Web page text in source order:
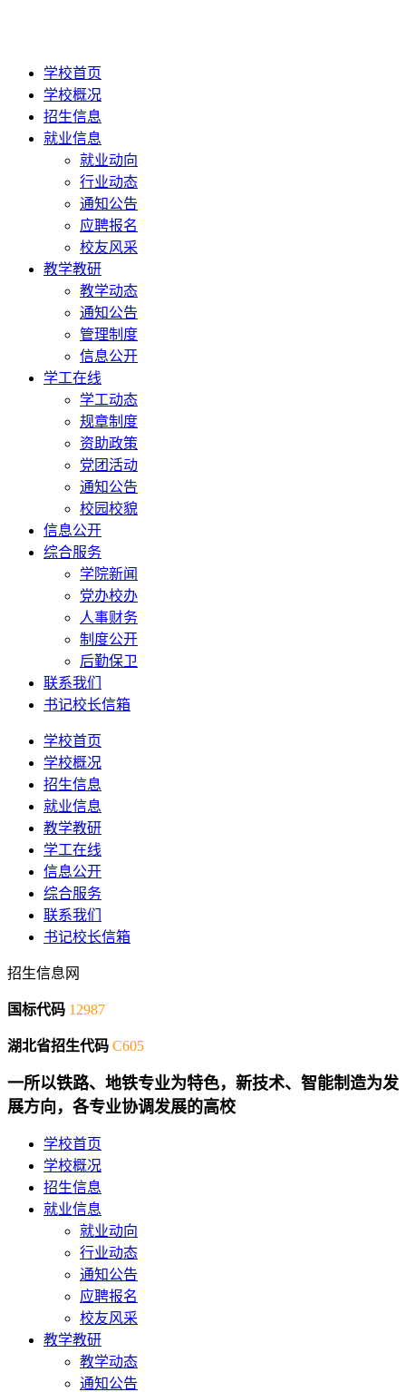
学校首页
学校概况
招生信息
就业信息
就业动向
行业动态
通知公告
应聘报名
校友风采
教学教研
教学动态
通知公告
管理制度
信息公开
学工在线
学工动态
规章制度
资助政策
党团活动
通知公告
校园校貌
信息公开
综合服务
学院新闻
党办校办
人事财务
制度公开
后勤保卫
联系我们
书记校长信箱
学校首页
学校概况
招生信息
就业信息
教学教研
学工在线
信息公开
综合服务
联系我们
书记校长信箱
招生信息网
国标代码 12987
湖北省招生代码 C605
一所以铁路、地铁专业为特色，新技术、智能制造为发
展方向，各专业协调发展的高校
学校首页
学校概况
招生信息
就业信息
就业动向
行业动态
通知公告
应聘报名
校友风采
教学教研
教学动态
通知公告